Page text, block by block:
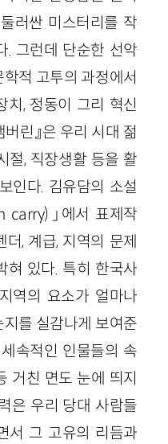
러싼 미스터리를 작
. 그런데 단순한 선악
적 고투의 과정에서
치, 정동이 그리 혁신
린』은 우리 시대 젊
절, 직장생활 등을 활
인다. 김유담의 소설
carry)」에서 표제작
더, 계급, 지역의 문제
혀 있다. 특히 한국사
역의 요소가 얼마나
를 실감나게 보여준
속적인 인물들의 속
거친 면도 눈에 띄지
은 우리 당대 사람들
서 그 고유의 리듬과